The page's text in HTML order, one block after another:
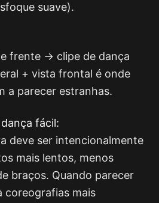
suave).
frente → clipe de dança
+ vista frontal é onde
a parecer estranhas.
fácil:
deve ser intencionalmente
mais lentos, menos
braços. Quando parecer
coreografias mais